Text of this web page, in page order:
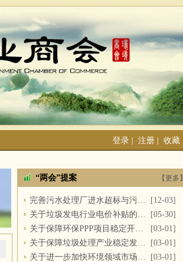
登录 注册
收藏
“两会”提案 【更多】
完善污水处理厂进水超标与污泥处置
[12-03]
关于垃圾发电行业电价补贴的建议
[05-30]
关于保障环保PPP项目稳定开展的提案
[03-01]
关于保障垃圾处理产业稳定发展的议案
[03-01]
关于进一步加快环境领域市场化改革的议案
[03-01]